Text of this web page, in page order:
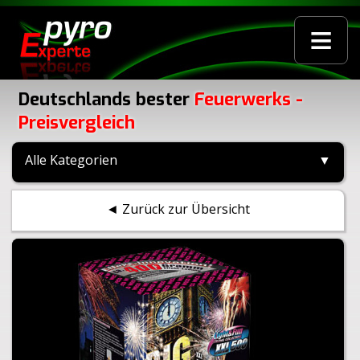
≡
Deutschlands bester Feuerwerks -
Preisvergleich
Alle Kategorien ▼
◄ Zurück zur Übersicht